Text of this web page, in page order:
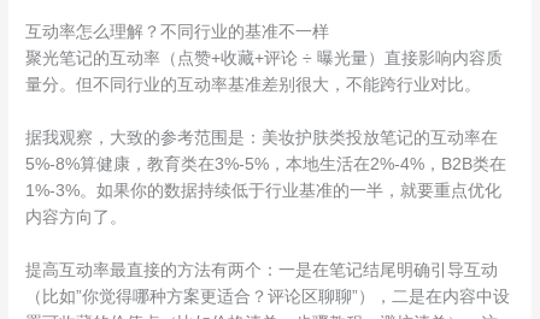
互动率怎么理解？不同行业的基准不一样
聚光笔记的互动率（点赞+收藏+评论 ÷ 曝光量）直接影响内容质
量分。但不同行业的互动率基准差别很大，不能跨行业对比。
据我观察，大致的参考范围是：美妆护肤类投放笔记的互动率在
5%-8%算健康，教育类在3%-5%，本地生活在2%-4%，B2B类在
1%-3%。如果你的数据持续低于行业基准的一半，就要重点优化
内容方向了。
提高互动率最直接的方法有两个：一是在笔记结尾明确引导互动
（比如”你觉得哪种方案更适合？评论区聊聊”），二是在内容中设